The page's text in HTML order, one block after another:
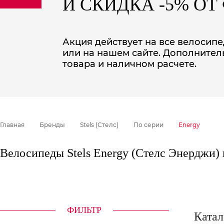
sale
И СКИДКА -5%
Акция действует на все
или на нашем сайте.
товара и наличном расчете.
Главная Бренды Stels (Стелс) По серии Energy
Велосипеды Stels Energy (Стелс Энерджи)
ФИЛЬТР